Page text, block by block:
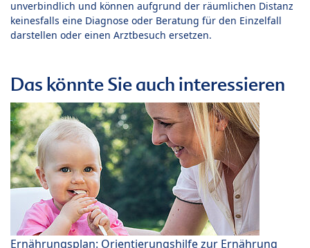
unverbindlich und können aufgrund der räumlichen Distanz
keinesfalls eine Diagnose oder Beratung für den Einzelfall
darstellen oder einen Arztbesuch ersetzen.
Das könnte Sie auch interessieren
Ernährungsplan: Orientierungshilfe zur Ernährung